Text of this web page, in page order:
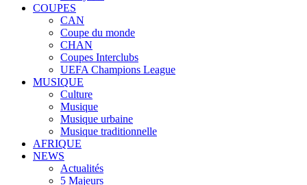
COUPES
CAN
Coupe du monde
CHAN
Coupes Interclubs
UEFA Champions League
MUSIQUE
Culture
Musique
Musique urbaine
Musique traditionnelle
AFRIQUE
NEWS
Actualités
5 Majeurs